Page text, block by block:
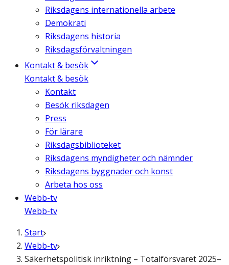
Riksdagens internationella arbete
Demokrati
Riksdagens historia
Riksdagsförvaltningen
Kontakt & besök
Kontakt & besök
Kontakt
Besök riksdagen
Press
För lärare
Riksdagsbiblioteket
Riksdagens myndigheter och nämnder
Riksdagens byggnader och konst
Arbeta hos oss
Webb-tv
Webb-tv
Start
Webb-tv
Säkerhetspolitisk inriktning – Totalförsvaret 2025–